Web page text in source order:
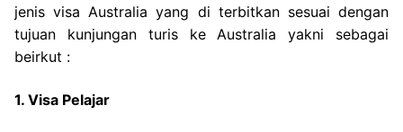
jenis visa Australia yang di terbitkan sesuai dengan
tujuan kunjungan turis ke Australia yakni sebagai
beirkut :
1. Visa Pelajar